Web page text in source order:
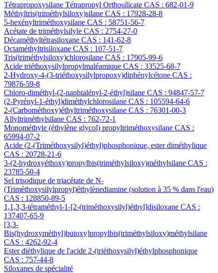
Tétrapropoxysilane Tétrapropyl Orthosilicate CAS : 682-01-9
Méthyltris(triméthylsiloxy)silane CAS : 17928-28-8
5-hexényltriméthoxysilane CAS : 58751-56-7
Acétate de triméthylsilyle CAS : 2754-27-0
Décaméthyltétrasiloxane CAS : 141-62-8
Octaméthyltrisiloxane CAS : 107-51-7
Tris(triméthylsiloxy)chlorosilane CAS : 17905-99-6
Acide triéthoxysilylpropylmaléamique CAS : 33525-68-7
2-Hydroxy-4-(3-triéthoxysilylpropoxy)diphénylcétone CAS :
79876-59-8
Chloro-diméthyl-(2-naphtalényl-2-éthyl)silane CAS : 94847-57-7
(2-Pyrényl-1-éthyl)diméthylchlorosilane CAS : 105594-64-6
2-(Carbométhoxy)éthyltriméthoxysilane CAS : 76301-00-3
Allyltriméthylsilane CAS : 762-72-1
Monométhyle (éthylène glycol) propyltriméthoxysilane CAS :
65994-07-2
Acide (2-(Triméthoxysilyl)éthyl)phosphonique, ester diméthylique
CAS : 20728-21-6
3-(2-hydroxyéthoxy)propylbis(triméthylsiloxy)méthylsilane CAS :
23785-50-4
Sel trisodique de triacétate de N-
(Triméthoxysilylpropyl)éthylènediamine (solution à 35 % dans l'eau)
CAS : 128850-89-5
1,1,3,3-tétraméthyl-1-[2-(triméthoxysilyl)éthyl]disiloxane CAS :
137407-65-9
[3,3-
Bis(hydroxyméthyl)butoxy]propylbis(triméthylsiloxy)méthylsilane
CAS : 4262-92-4
Ester diéthylique de l'acide 2-(triéthoxysilyl)éthylphosphonique
CAS : 757-44-8
Siloxanes de spécialité